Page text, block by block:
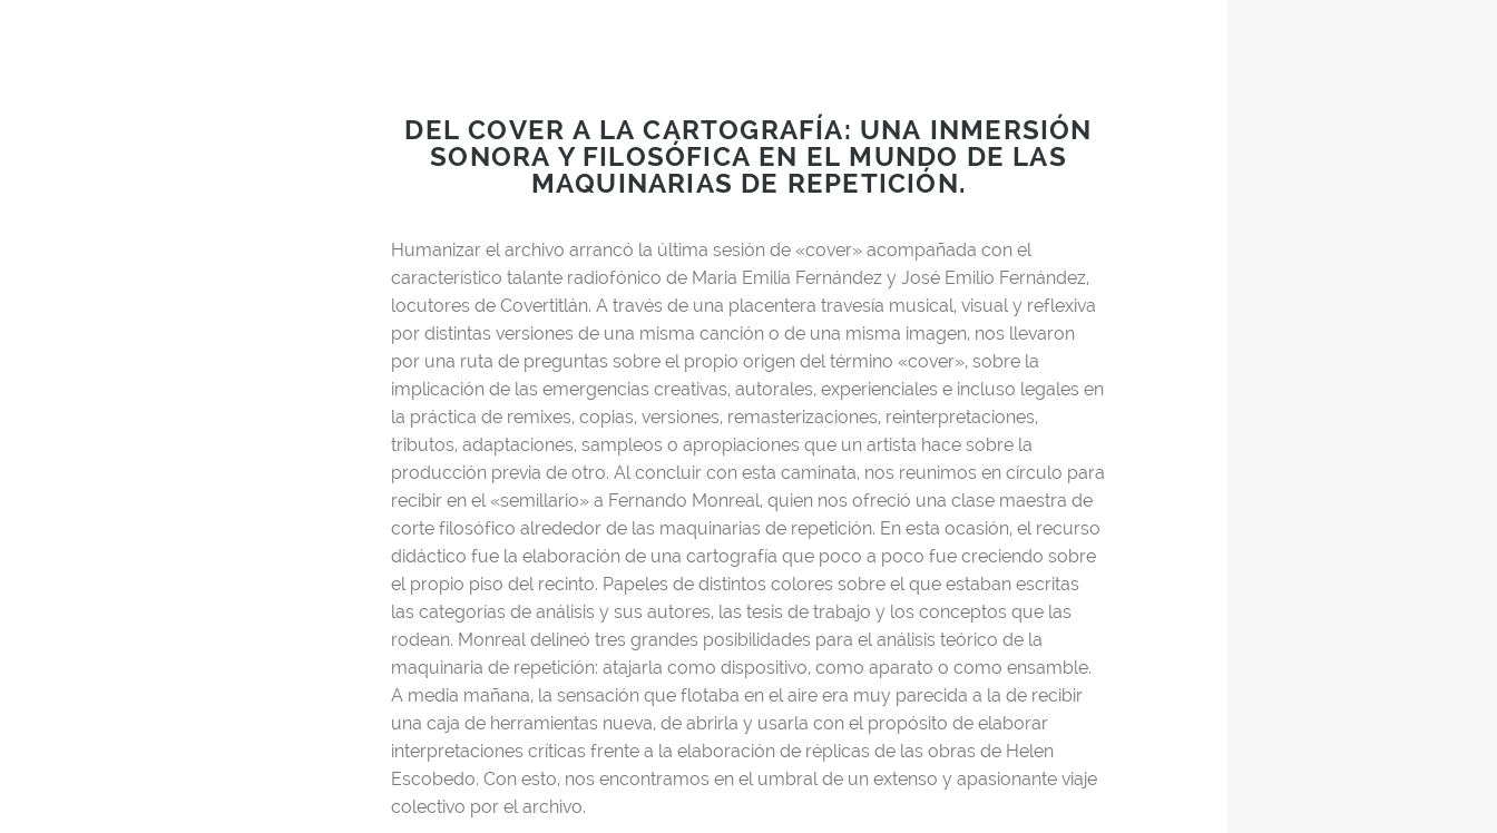
DEL COVER A LA CARTOGRAFÍA: UNA INMERSIÓN
SONORA Y FILOSÓFICA EN EL MUNDO DE LAS
MAQUINARIAS DE REPETICIÓN.
Humanizar el archivo arrancó la última sesión de «cover» acompañada con el
característico talante radiofónico de Maria Emilia Fernández y José Emilio Fernández,
locutores de Covertitlán. A través de una placentera travesía musical, visual y reflexiva
por distintas versiones de una misma canción o de una misma imagen, nos llevaron
por una ruta de preguntas sobre el propio origen del término «cover», sobre la
implicación de las emergencias creativas, autorales, experienciales e incluso legales en
la práctica de remixes, copias, versiones, remasterizaciones, reinterpretaciones,
tributos, adaptaciones, sampleos o apropiaciones que un artista hace sobre la
producción previa de otro. Al concluir con esta caminata, nos reunimos en círculo para
recibir en el «semillario» a Fernando Monreal, quien nos ofreció una clase maestra de
corte filosófico alrededor de las maquinarias de repetición. En esta ocasión, el recurso
didáctico fue la elaboración de una cartografía que poco a poco fue creciendo sobre
el propio piso del recinto. Papeles de distintos colores sobre el que estaban escritas
las categorías de análisis y sus autores, las tesis de trabajo y los conceptos que las
rodean. Monreal delineó tres grandes posibilidades para el análisis teórico de la
maquinaria de repetición: atajarla como dispositivo, como aparato o como ensamble.
A media mañana, la sensación que flotaba en el aire era muy parecida a la de recibir
una caja de herramientas nueva, de abrirla y usarla con el propósito de elaborar
interpretaciones críticas frente a la elaboración de réplicas de las obras de Helen
Escobedo. Con esto, nos encontramos en el umbral de un extenso y apasionante viaje
colectivo por el archivo.